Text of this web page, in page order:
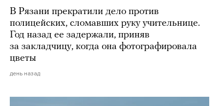
В Рязани прекратили дело против
полицейских, сломавших руку учительнице.
Год назад ее задержали, приняв
за закладчицу, когда она фотографировала
цветы
день назад